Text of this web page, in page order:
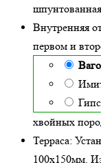
Внутренняя
первом и
хвойных
Терраса:
100х150мм.